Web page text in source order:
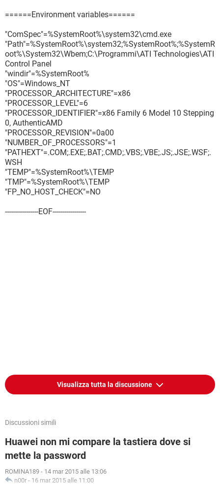
======Environment variables======
"ComSpec"=%SystemRoot%\system32\cmd.exe
"Path"=%SystemRoot%\system32;%SystemRoot%;%SystemR
oot%\System32\Wbem;C:\Programmi\ATI Technologies\ATI
Control Panel
"windir"=%SystemRoot%
"OS"=Windows_NT
"PROCESSOR_ARCHITECTURE"=x86
"PROCESSOR_LEVEL"=6
"PROCESSOR_IDENTIFIER"=x86 Family 6 Model 10 Stepping
0, AuthenticAMD
"PROCESSOR_REVISION"=0a00
"NUMBER_OF_PROCESSORS"=1
"PATHEXT"=.COM;.EXE;.BAT;.CMD;.VBS;.VBE;.JS;.JSE;.WSF;.
WSH
"TEMP"=%SystemRoot%\TEMP
"TMP"=%SystemRoot%\TEMP
"FP_NO_HOST_CHECK"=NO
-----------------EOF-----------------
Visualizza tutta la discussione
Discussioni simili
Huawei non mi compare la tastiera dove si
mette la password
ROMINA189 - 14 mar 2015 alle 13:06
n00r - 16 mar 2015 alle 11:00